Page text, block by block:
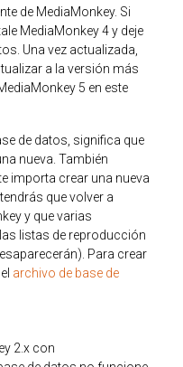
de MediaMonkey. Si
MediaMonkey 4 y deje
Una vez actualizada,
a la versión más
5 en este
de datos, significa que
nueva. También
importa crear una nueva
que volver a
y que varias
listas de reproducción
Para crear
archivo de base de
2.x con